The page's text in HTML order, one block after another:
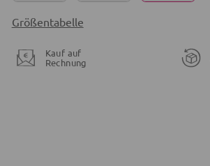
Größentabelle
Kauf auf
Rechnung